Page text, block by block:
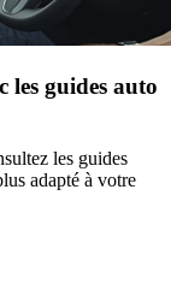
les guides auto
les guides
adapté à votre